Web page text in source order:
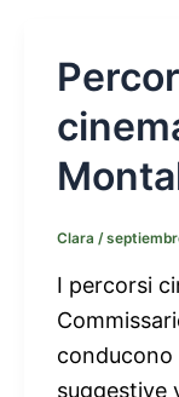
Clara /
I percorsi
suggestive